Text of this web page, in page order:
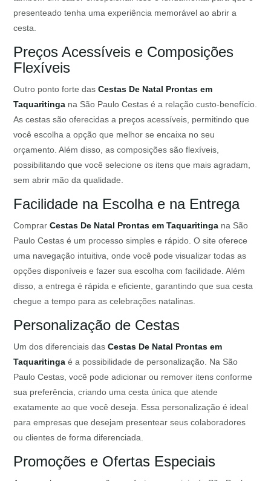
presenteado tenha uma experiência memorável ao abrir a
cesta.
Preços Acessíveis e Composições
Flexíveis
Outro ponto forte dasCestas De Natal Prontas em
Taquaritinga na São Paulo Cestas é a relação custo-benefício.
As cestas são oferecidas a preços acessíveis, permitindo que
você escolha a opção que melhor se encaixa no seu
orçamento. Além disso, as composições são flexíveis,
possibilitando que você selecione os itens que mais agradam,
sem abrir mão da qualidade.
Facilidade na Escolha e na Entrega
ComprarCestas De Natal Prontas em Taquaritinga na São
Paulo Cestas é um processo simples e rápido. O site oferece
uma navegação intuitiva, onde você pode visualizar todas as
opções disponíveis e fazer sua escolha com facilidade. Além
disso, a entrega é rápida e eficiente, garantindo que sua cesta
chegue a tempo para as celebrações natalinas.
Personalização de Cestas
Um dos diferenciais dasCestas De Natal Prontas em
Taquaritinga é a possibilidade de personalização. Na São
Paulo Cestas, você pode adicionar ou remover itens conforme
sua preferência, criando uma cesta única que atende
exatamente ao que você deseja. Essa personalização é ideal
para empresas que desejam presentear seus colaboradores
ou clientes de forma diferenciada.
Promoções e Ofertas Especiais